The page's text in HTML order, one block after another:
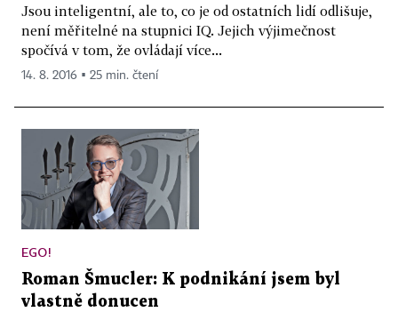
Jsou inteligentní, ale to, co je od ostatních lidí odlišuje,
není měřitelné na stupnici IQ. Jejich výjimečnost
spočívá v tom, že ovládají více...
14. 8. 2016 ▪ 25 min. čtení
EGO!
Roman Šmucler: K podnikání jsem byl
vlastně donucen